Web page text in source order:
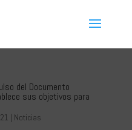
del Documento
sus objetivos para
| Noticias